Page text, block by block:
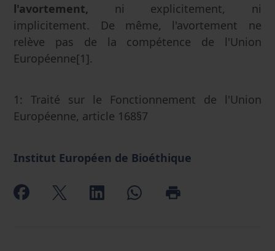
l'avortement, ni explicitement, ni
implicitement. De même, l'avortement ne
relève pas de la compétence de l'Union
Européenne[1].
1: Traité sur le Fonctionnement de l'Union
Européenne, article 168§7
Institut Européen de Bioéthique